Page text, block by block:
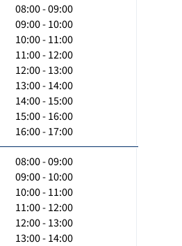
08:00 - 09:00
09:00 - 10:00
10:00 - 11:00
11:00 - 12:00
12:00 - 13:00
13:00 - 14:00
14:00 - 15:00
15:00 - 16:00
16:00 - 17:00
08:00 - 09:00
09:00 - 10:00
10:00 - 11:00
11:00 - 12:00
12:00 - 13:00
13:00 - 14:00